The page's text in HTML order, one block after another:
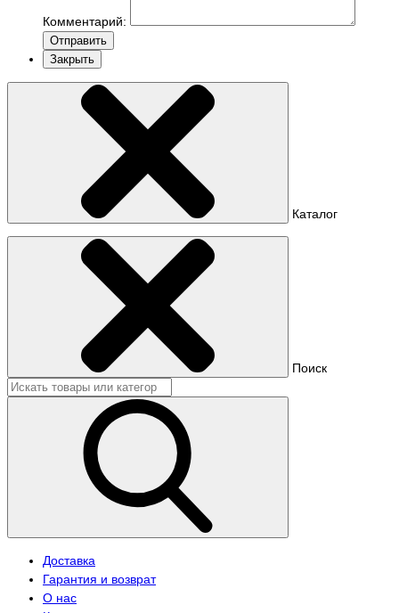
Комментарий:
Отправить
Закрыть
Каталог
Поиск
Доставка
Гарантия и возврат
О нас